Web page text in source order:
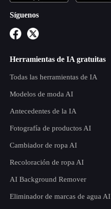
Síguenos
Herramientas de IA gratuitas
Todas las herramientas de IA
Modelos de moda AI
Antecedentes de la IA
Fotografía de productos AI
Cambiador de ropa AI
Recoloración de ropa AI
AI Background Remover
Eliminador de marcas de agua AI